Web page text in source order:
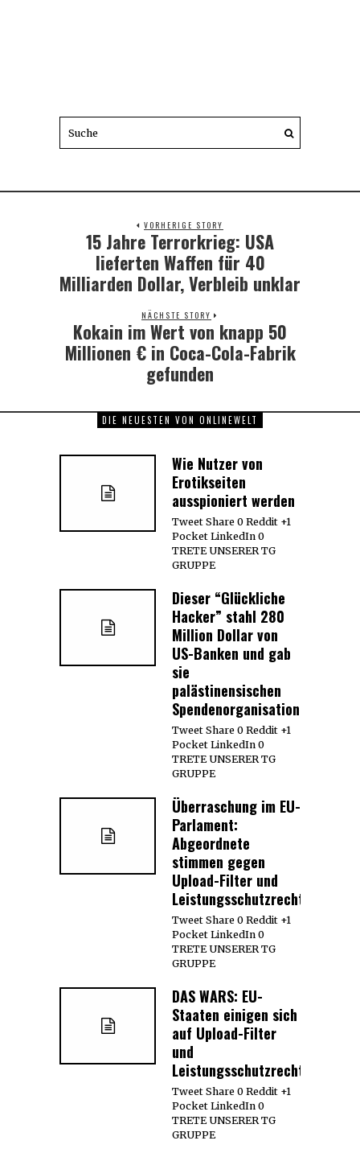
VORHERIGE STORY
Previous
post:
15 Jahre Terrorkrieg: USA
lieferten Waffen für 40
Milliarden Dollar, Verbleib unklar
NÄCHSTE STORY
Next
Kokain im Wert von knapp 50
Millionen € in Coca-Cola-Fabrik
gefunden
DIE NEUESTEN VON ONLINEWELT
Wie Nutzer von
Erotikseiten
ausspioniert werden
Tweet Share 0 Reddit +1
Pocket LinkedIn 0
TRETE UNSERER TG
GRUPPE
Dieser “Glückliche
Hacker” stahl 280
Million Dollar von
US-Banken und gab
sie
palästinensischen
Spendenorganisationen
Tweet Share 0 Reddit +1
Pocket LinkedIn 0
TRETE UNSERER TG
GRUPPE
Überraschung im EU-
Parlament:
Abgeordnete
stimmen gegen
Upload-Filter und
Leistungsschutzrecht
Tweet Share 0 Reddit +1
Pocket LinkedIn 0
TRETE UNSERER TG
GRUPPE
DAS WARS: EU-
Staaten einigen sich
auf Upload-Filter
und
Leistungsschutzrecht
Tweet Share 0 Reddit +1
Pocket LinkedIn 0
TRETE UNSERER TG
GRUPPE